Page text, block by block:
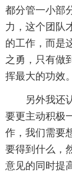
都分管一小部
力，这个团队
的工作，而是
之勇，只有做
挥最大的功效。
另外我还
要更主动积极
作，我们需要
要得到什么，
意见的同时提